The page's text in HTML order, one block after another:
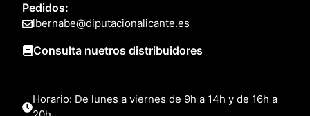
Pedidos:
lbernabe@diputacionalicante.es
Consulta nuetros distribuidores
Horario: De lunes a viernes de 9h a 14h y de 16h a